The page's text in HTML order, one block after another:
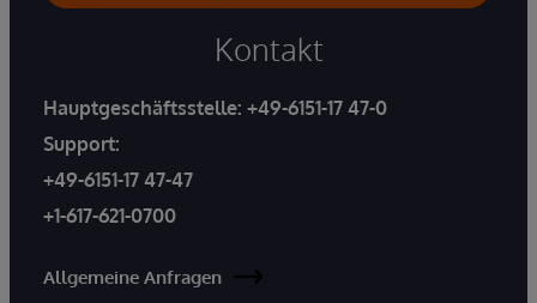
Kontakt
Hauptgeschäftsstelle: +49-6151-17 47-0
Support:
+49-6151-17 47-47
+1-617-621-0700
Allgemeine Anfragen